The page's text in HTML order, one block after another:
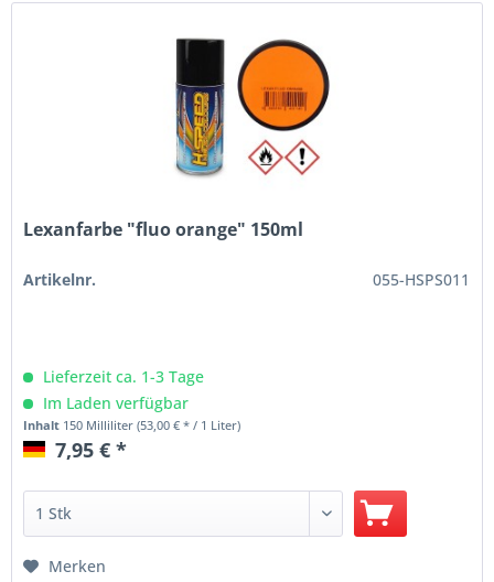
Lexanfarbe "fluo orange" 150ml
Artikelnr. 055-HSPS011
Lieferzeit ca. 1-3 Tage
Im Laden verfügbar
Inhalt 150 Milliliter(53,00 € * / 1 Liter)
7,95 € *
Merken